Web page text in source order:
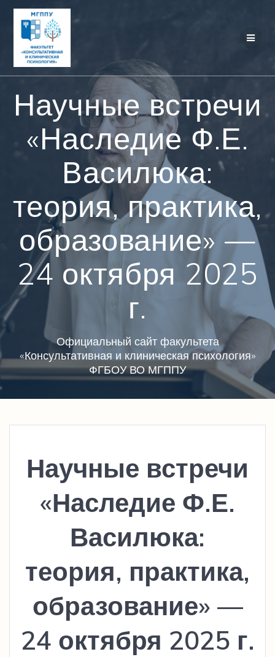
Научные встречи
«Наследие Ф.Е.
Василюка:
теория, практика,
образование» —
24 октября 2025
г.
Официальный сайт факультета
«Консультативная и клиническая психология»
ФГБОУ ВО МГППУ
Научные встречи
«Наследие Ф.Е.
Василюка:
теория, практика,
образование» —
24 октября 2025 г.